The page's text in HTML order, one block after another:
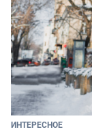
ИНТЕРЕСНОЕ